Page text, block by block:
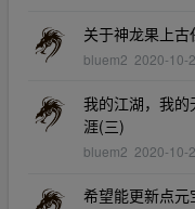
关于神龙果上古
bluem2 2020-10-
我的江湖，我
涯(三)
bluem2 2020-10-
希望能更新点元